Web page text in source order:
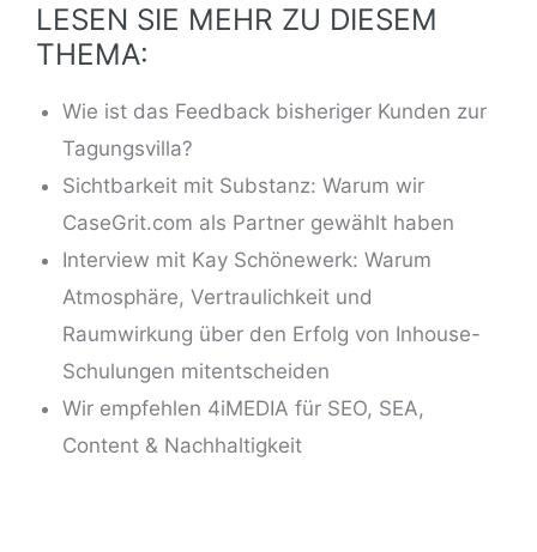
LESEN SIE MEHR ZU DIESEM
THEMA:
Wie ist das Feedback bisheriger Kunden zur
Tagungsvilla?
Sichtbarkeit mit Substanz: Warum wir
CaseGrit.com als Partner gewählt haben
Interview mit Kay Schönewerk: Warum
Atmosphäre, Vertraulichkeit und
Raumwirkung über den Erfolg von Inhouse-
Schulungen mitentscheiden
Wir empfehlen 4iMEDIA für SEO, SEA,
Content & Nachhaltigkeit